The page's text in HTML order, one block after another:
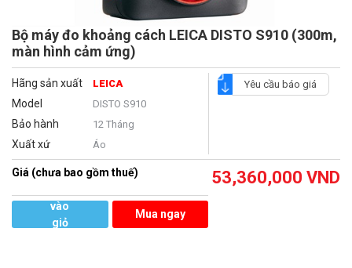
Bộ máy đo khoảng cách LEICA DISTO S910 (300m,
màn hình cảm ứng)
Hãng sản xuất LEICA
Model DISTO S910
Bảo hành 12 Tháng
Xuất xứ Áo
Yêu cầu báo giá
Giá (chưa bao gồm thuế) 53,360,000 VND
vào
giỏ
Mua ngay